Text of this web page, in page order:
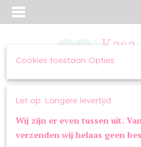
Inloggen
Home>WANDELEN>LOOPLIJNEN
Cookies toestaan Opties
Let op: Langere levertijd
Wij zijn er even tussen uit.
verzenden wij helaas geen